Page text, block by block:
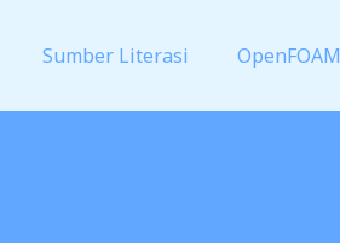
Sumber Literasi OpenFOAM